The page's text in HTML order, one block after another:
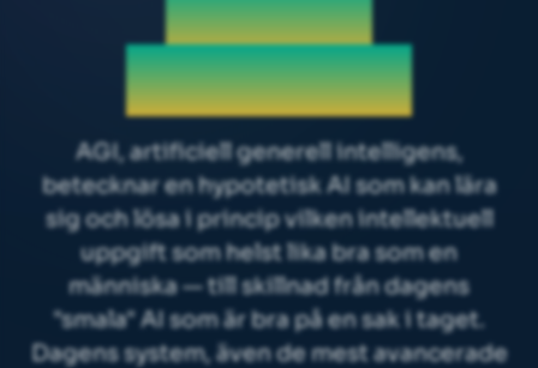
generell
intelligens)
AGI, artificiell generell intelligens,
betecknar en hypotetisk AI som kan lära
sig och lösa i princip vilken intellektuell
uppgift som helst lika bra som en
människa — till skillnad från dagens
"smala" AI som är bra på en sak i taget.
Dagens system, även de mest avancerade